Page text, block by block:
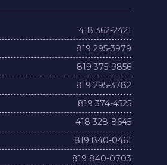
418 362-2421
819 295-3979
819 375-9856
819 295-3782
819 374-4525
418 328-8645
819 840-0461
819 840-0703